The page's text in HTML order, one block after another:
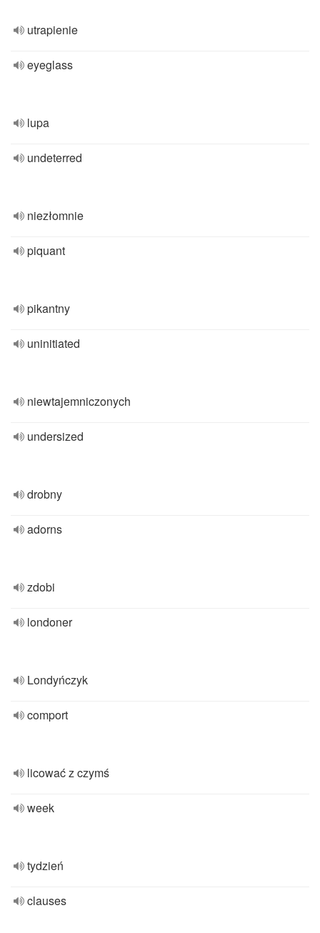
utrapienie
eyeglass
lupa
undeterred
niezłomnie
piquant
pikantny
uninitiated
niewtajemniczonych
undersized
drobny
adorns
zdobi
londoner
Londyńczyk
comport
licować z czymś
week
tydzień
clauses